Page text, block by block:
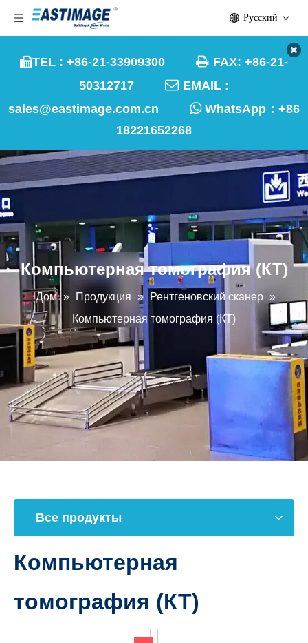
TEL : +86-21-33909300  FAX: +86-21-
50312717  EMAIL :
sales@eastimage.com.cn
WhatsApp： +86
18221652268
Pусский
Компьютерная томография (КТ)
Дом » Продукция » Рентгеновский сканер »
Компьютерная томография (КТ)
Все продукты
Компьютерная
томография (КТ)